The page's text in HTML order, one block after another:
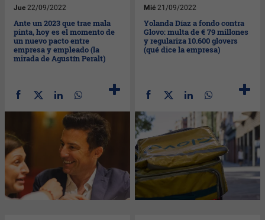
Jue 22/09/2022
Ante un 2023 que trae mala
pinta, hoy es el momento de
un nuevo pacto entre
empresa y empleado (la
mirada de Agustín Peralt)
Mié 21/09/2022
Yolanda Díaz a fondo contra
Glovo: multa de € 79 millones
y regulariza 10.600 glovers
(qué dice la empresa)